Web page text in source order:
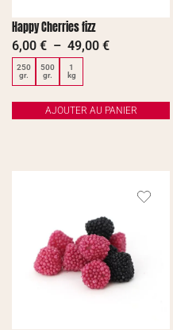
Happy Cherries fizz
6,00 € – 49,00 €
250
gr.
500
gr.
1
kg
AJOUTER AU PANIER